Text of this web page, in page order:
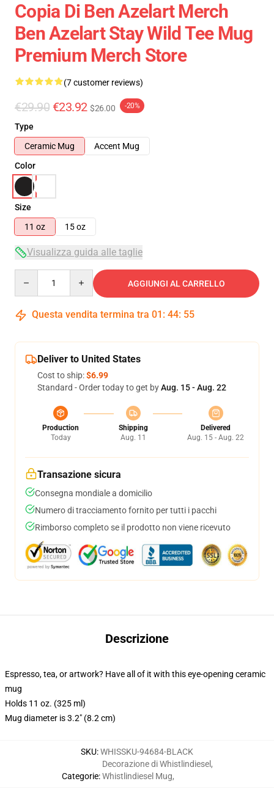
Copia Di Ben Azelart Merch
Ben Azelart Stay Wild Tee Mug
Premium Merch Store
(7 customer reviews)
€29.90 €23.92 $26.00 -20%
Type
Ceramic Mug
Accent Mug
Color
Size
11 oz
15 oz
Visualizza guida alle taglie
AGGIUNGI AL CARRELLO
Questa vendita termina tra 01 : 44: 54
Deliver to United States
Cost to ship:$6.99
Standard - Order today to get byAug. 15 - Aug. 22
Production
Today
Shipping
Aug. 11
Delivered
Aug. 15 - Aug. 22
Transazione sicura
Consegna mondiale a domicilio
Numero di tracciamento fornito per tutti i pacchi
Rimborso completo se il prodotto non viene ricevuto
Descrizione
Espresso, tea, or artwork? Have all of it with this eye-opening ceramic
mug
Holds 11 oz. (325 ml)
Mug diameter is 3.2" (8.2 cm)
SKU:WHISSKU-94684-BLACK
Categorie:
Decorazione di Whistlindiesel ,
Whistlindiesel Mug,